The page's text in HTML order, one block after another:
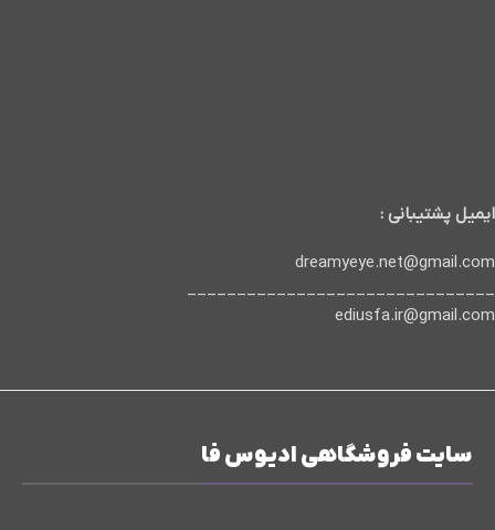
ایمیل پشتیبانی :
dreamyeye.net@gmail.com
_______________________________
ediusfa.ir@gmail.com
سایت فروشگاهی ادیوس فا